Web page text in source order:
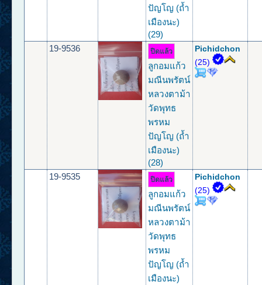
ปัญโญ (ถ้ำ
เมืองนะ)
(29)
19-9536 ปิดแล้ว
ลูกอมแก้ว
มณีนพรัตน์
หลวงตาม้า
วัดพุทธ
พรหม
ปัญโญ (ถ้ำ
เมืองนะ)
(28)
Pichidchon
(25)
19-9535 ปิดแล้ว
ลูกอมแก้ว
มณีนพรัตน์
หลวงตาม้า
วัดพุทธ
พรหม
ปัญโญ (ถ้ำ
เมืองนะ)
Pichidchon
(25)